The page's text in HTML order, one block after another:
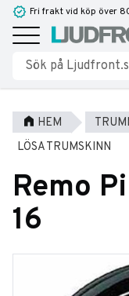
Meny
Fri frakt vid köp över
HEM
LÖSA TRUMSKINN
Remo
16